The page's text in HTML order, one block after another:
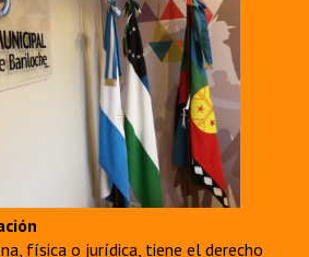
física o jurídica, tiene el derecho